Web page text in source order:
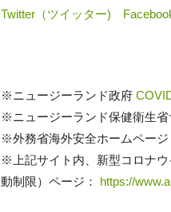
Twitter（ツイッター)
※ニュージーランド政府
※ニュージーランド保健衛生省
※外務省海外安全ホームページ
※上記サイト内、新型コロナ
動制限）ページ： https://